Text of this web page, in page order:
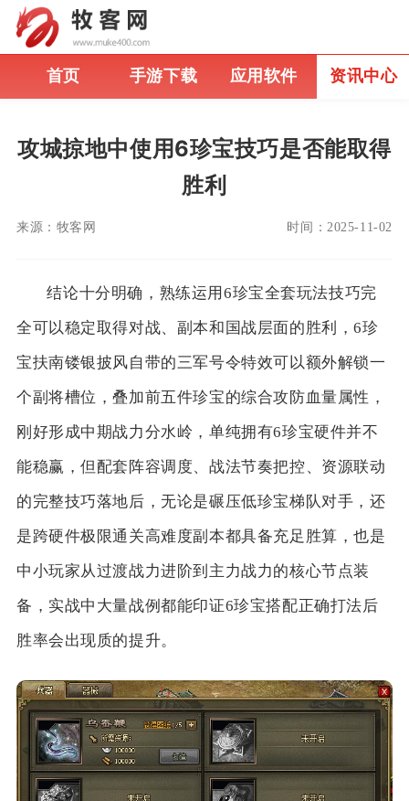
首页 手游下载 应用软件 资讯中心
攻城掠地中使用6珍宝技巧是否能取得
胜利
来源： 牧客网 时间： 2025-11-02
结论十分明确，熟练运用6珍宝全套玩法技巧完
全可以稳定取得对战、副本和国战层面的胜利，6珍
宝扶南镂银披风自带的三军号令特效可以额外解锁一
个副将槽位，叠加前五件珍宝的综合攻防血量属性，
刚好形成中期战力分水岭，单纯拥有6珍宝硬件并不
能稳赢，但配套阵容调度、战法节奏把控、资源联动
的完整技巧落地后，无论是碾压低珍宝梯队对手，还
是跨硬件极限通关高难度副本都具备充足胜算，也是
中小玩家从过渡战力进阶到主力战力的核心节点装
备，实战中大量战例都能印证6珍宝搭配正确打法后
胜率会出现质的提升。